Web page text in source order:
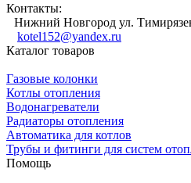
Контакты:
Нижний Новгород ул.
kotel152@yandex.ru
Каталог товаров
Газовые колонки
Котлы отопления
Водонагреватели
Радиаторы отопления
Автоматика для котлов
Трубы и фитинги для систем
Помощь